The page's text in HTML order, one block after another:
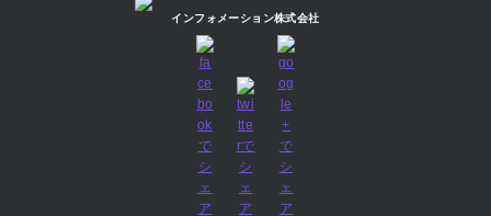
インフォメーション株式会社